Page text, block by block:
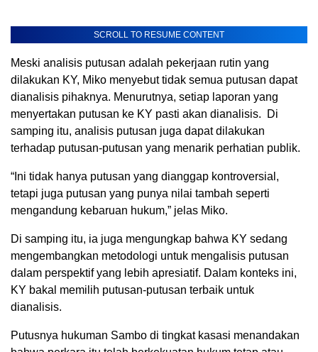
SCROLL TO RESUME CONTENT
Meski analisis putusan adalah pekerjaan rutin yang
dilakukan KY, Miko menyebut tidak semua putusan dapat
dianalisis pihaknya. Menurutnya, setiap laporan yang
menyertakan putusan ke KY pasti akan dianalisis. Di
samping itu, analisis putusan juga dapat dilakukan
terhadap putusan-putusan yang menarik perhatian publik.
“Ini tidak hanya putusan yang dianggap kontroversial,
tetapi juga putusan yang punya nilai tambah seperti
mengandung kebaruan hukum,” jelas Miko.
Di samping itu, ia juga mengungkap bahwa KY sedang
mengembangkan metodologi untuk mengalisis putusan
dalam perspektif yang lebih apresiatif. Dalam konteks ini,
KY bakal memilih putusan-putusan terbaik untuk
dianalisis.
Putusnya hukuman Sambo di tingkat kasasi menandakan